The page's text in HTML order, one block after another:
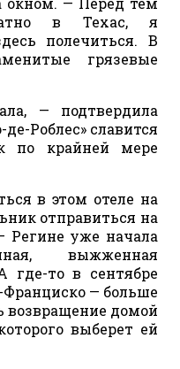
в Техас, я
полечиться. В
грязевые
— подтвердила
Роблес» славится
по крайней мере
в этом отеле на
отправиться на
Регине уже начала
выжженная
где-то в сентябре
— больше
возвращение домой
выберет ей